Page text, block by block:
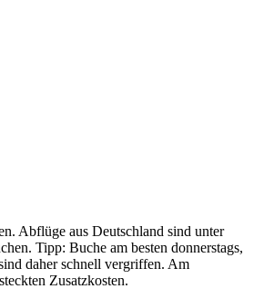
Abflüge aus Deutschland sind unter
Tipp: Buche am besten donnerstags,
daher schnell vergriffen. Am
Zusatzkosten.